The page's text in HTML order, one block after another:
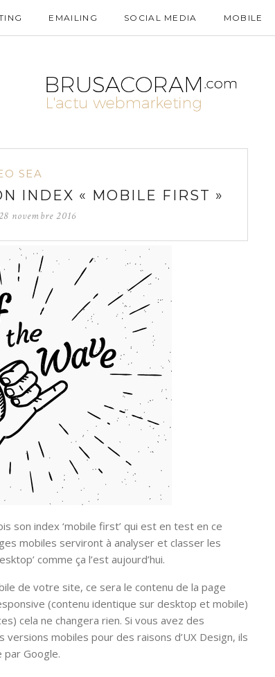
EMAILING SOCIAL MEDIA MOBILE
SEA
INDEX « MOBILE FIRST »
novembre 2016
son index ‘mobile first’ qui est en test en ce
mobiles serviront à analyser et classer les
comme ça l’est aujourd’hui.
de votre site, ce sera le contenu de la page
(contenu identique sur desktop et mobile)
cela ne changera rien. Si vous avez des
versions mobiles pour des raisons d’UX Design, ils
Google.